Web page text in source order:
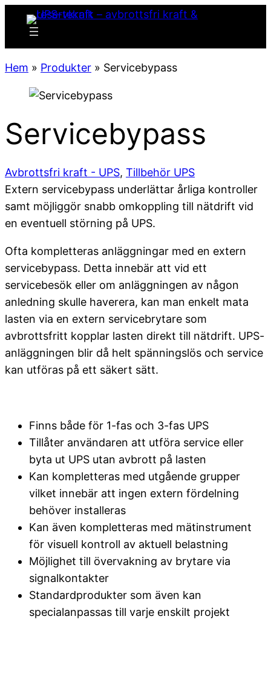
Hem » Produkter » Servicebypass
Servicebypass
Avbrottsfri kraft - UPS, Tillbehör UPS
Extern servicebypass underlättar årliga kontroller
samt möjliggör snabb omkoppling till nätdrift vid
en eventuell störning på UPS.
Ofta kompletteras anläggningar med en extern
servicebypass. Detta innebär att vid ett
servicebesök eller om anläggningen av någon
anledning skulle haverera, kan man enkelt mata
lasten via en extern servicebrytare som
avbrottsfritt kopplar lasten direkt till nätdrift. UPS-
anläggningen blir då helt spänningslös och service
kan utföras på ett säkert sätt.
Finns både för 1-fas och 3-fas UPS
Tillåter användaren att utföra service eller
byta ut UPS utan avbrott på lasten
Kan kompletteras med utgående grupper
vilket innebär att ingen extern fördelning
behöver installeras
Kan även kompletteras med mätinstrument
för visuell kontroll av aktuell belastning
Möjlighet till övervakning av brytare via
signalkontakter
Standardprodukter som även kan
specialanpassas till varje enskilt projekt